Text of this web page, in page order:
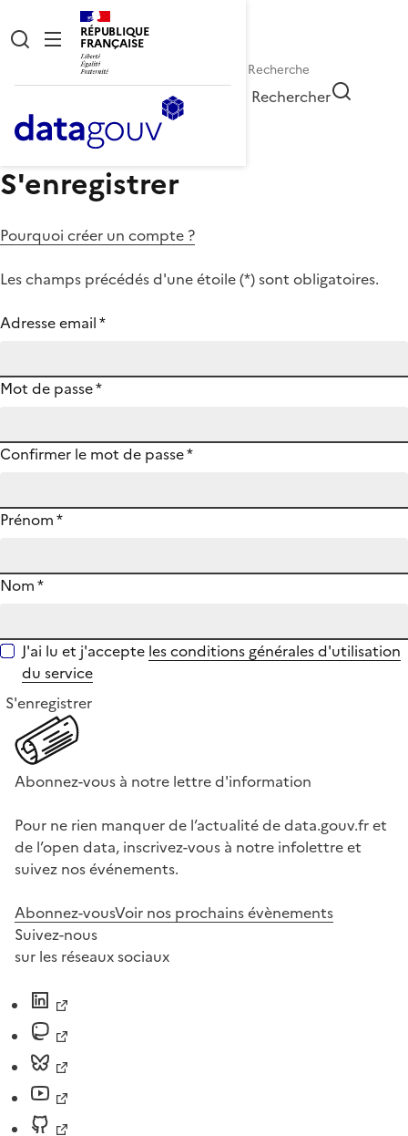
RÉPUBLIQUE
FRANÇAISE
Rechercher
S'enregistrer
Pourquoi créer un compte ?
Les champs précédés d'une étoile (*) sont obligatoires.
Adresse email*
Mot de passe*
Confirmer le mot de passe*
Prénom*
Nom*
J'ai lu et j'accepte les conditions générales d'utilisation
du service
S'enregistrer
Abonnez-vous à notre lettre d'information
Pour ne rien manquer de l’actualité de data.gouv.fr et
de l’open data, inscrivez-vous à notre infolettre et
suivez nos événements.
Abonnez-vousVoir nos prochains évènements
Suivez-nous
sur les réseaux sociaux